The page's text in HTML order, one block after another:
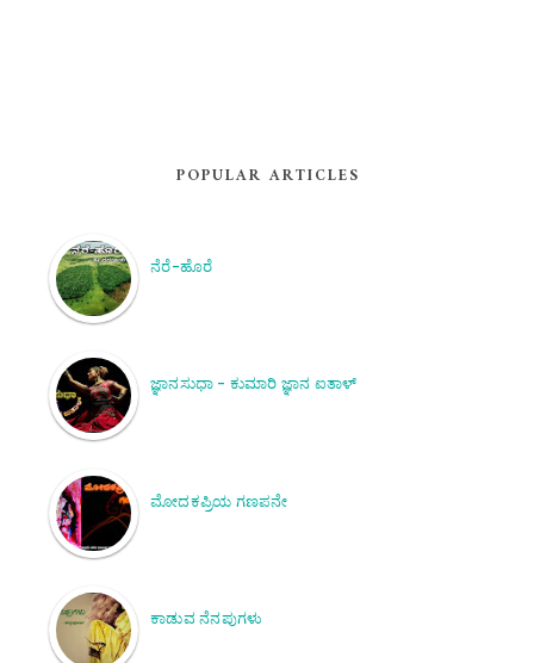
POPULAR ARTICLES
ನೆರೆ-ಹೊರೆ
ಜ್ಞಾನಸುಧಾ - ಕುಮಾರಿ ಜ್ಞಾನ ಐತಾಳ್
ಮೋದಕಪ್ರಿಯ ಗಣಪನೇ
ಕಾಡುವ ನೆನಪುಗಳು